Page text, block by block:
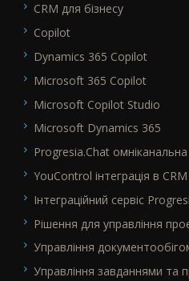
SEO_FTR1
CRM для бізнесу
Copilot
Dynamics 365 Copilot
Microsoft 365 Copilot
Microsoft Copilot Studio
Microsoft Dynamics 365
Progresia.Chat
YouControl інтеграція в CRM
Інтеграційний сервіс
Рішення для управління
Управління
Управління завданнями та